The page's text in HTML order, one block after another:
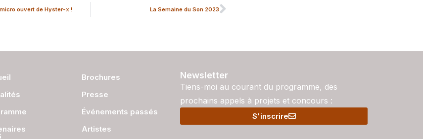
ouvert de Hyster-x ! La Semaine du Son 2023
Brochures
Presse
Événements passés
Artistes
Newsletter
Tiens-moi au courant du programme, des
prochains appels à projets et concours :
S'inscrire